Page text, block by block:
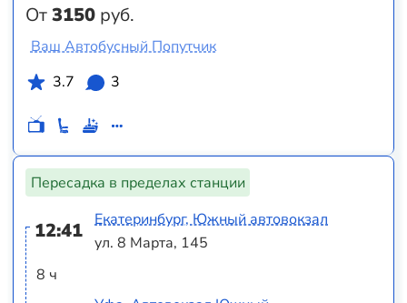
От3150 руб.
Ваш Автобусный Попутчик
3.7
3
Пересадка в пределах станции
12:41
8 ч
Екатеринбург, Южный автовокзал
ул. 8 Марта, 145